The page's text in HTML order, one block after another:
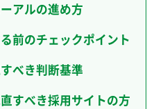
アルの進め方
前のチェックポイント
べき判断基準
すべき採用サイトの方